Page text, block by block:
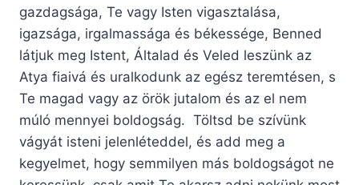
gazdagsága, Te vagy Isten vigasztalása,
igazsága, irgalmassága és békessége, Benned
látjuk meg Istent, Általad és Veled leszünk az
Atya fiaivá és uralkodunk az egész teremtésen, s
Te magad vagy az örök jutalom és az el nem
múló mennyei boldogság. Töltsd be szívünk
vágyát isteni jelenléteddel, és add meg a
kegyelmet, hogy semmilyen más boldogságot ne